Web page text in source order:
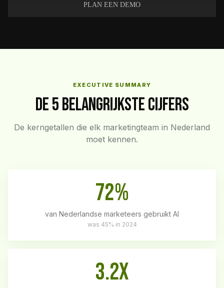
PLAN EEN DEMO
EXECUTIVE SUMMARY
De 5 Belangrijkste Cijfers
De kerngetallen die elk marketingteam in Nederland
moet kennen.
72%
van Nederlandse marketeers gebruikt AI
was 45% in 2024
3.2x